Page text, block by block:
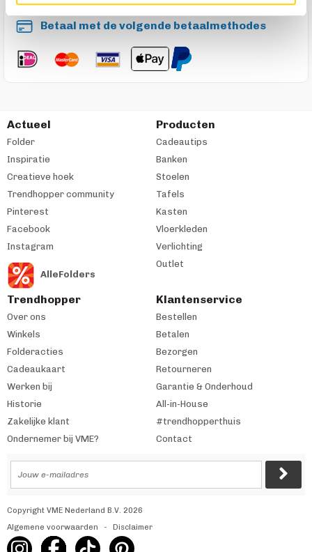
Betaal met de volgende betaalmethodes
Actueel
Folder
Inspiratie
Creatieve hoek
Trendhopper community
Pinterest
Facebook
Instagram
AlleFolders
Producten
Cadeautips
Banken
Stoelen
Tafels
Kasten
Vloerkleden
Verlichting
Outlet
Trendhopper
Over ons
Winkels
Folderacties
Cadeaukaart
Werken bij
Historie
Zakelijke klant
Ondernemer bij VME?
Klantenservice
Bestellen
Betalen
Bezorgen
Retourneren
Garantie & Onderhoud
All-in-House
#trendhopperthuis
Contact
Copyright VME Nederland B.V. 2026
Algemene voorwaarden
Disclaimer